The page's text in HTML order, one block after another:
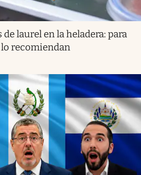
de laurel en la heladera: para
recomiendan